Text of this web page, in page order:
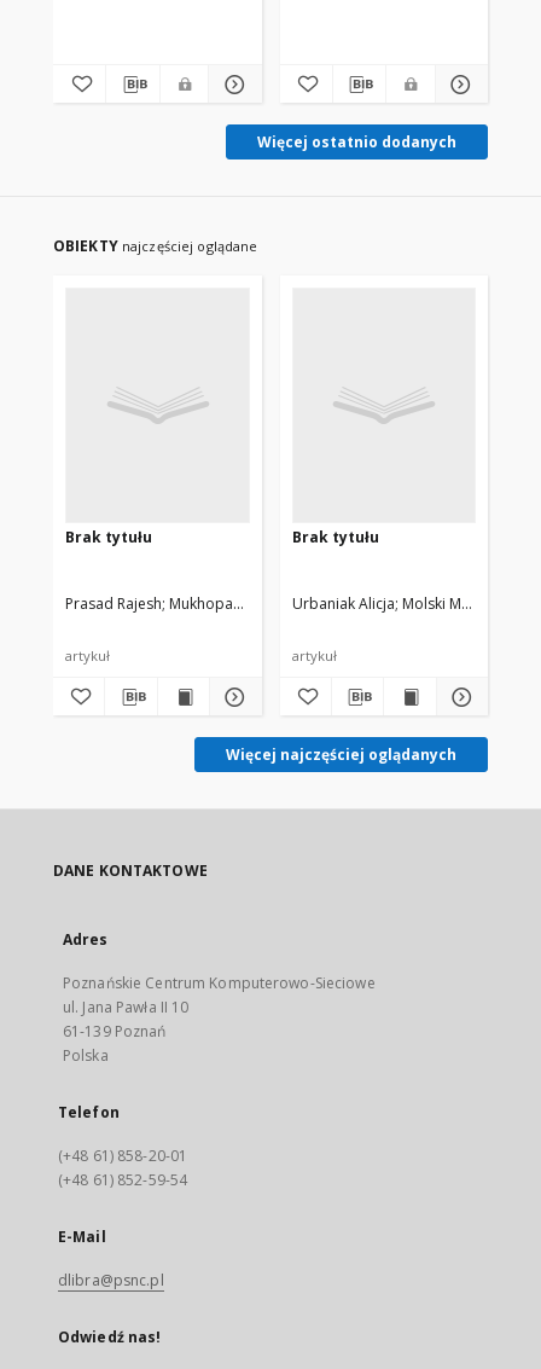
Więcej ostatnio dodanych
OBIEKTY najczęściej oglądane
Brak tytułu
Prasad Rajesh Mukhopadhyay Santwana
artykuł
Brak tytułu
Urbaniak Alicja Molski Marcin,
artykuł
Więcej najczęściej oglądanych
DANE KONTAKTOWE
Adres
Poznańskie Centrum Komputerowo-Sieciowe
ul. Jana Pawła II 10
61-139 Poznań
Polska
Telefon
(+48 61) 858-20-01
(+48 61) 852-59-54
E-Mail
dlibra@psnc.pl
Odwiedź nas!